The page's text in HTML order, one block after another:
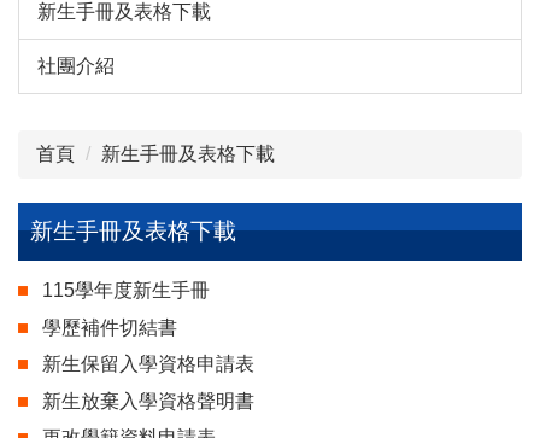
新生手冊及表格下載
社團介紹
首頁 新生手冊及表格下載
新生手冊及表格下載
115學年度新生手冊
學歷補件切結書
新生保留入學資格申請表
新生放棄入學資格聲明書